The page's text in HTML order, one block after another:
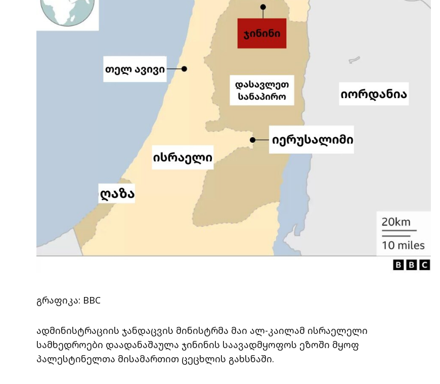
გრაფიკა: BBC
ადმინისტრაციის ჯანდაცვის მინისტრმა მაი ალ-კაილამ ისრაელელი
სამხედროები დაადანაშაულა ჯინინის საავადმყოფოს ეზოში მყოფ
პალესტინელთა მისამართით ცეცხლის გახსნაში.